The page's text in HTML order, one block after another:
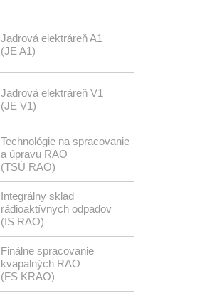
Jadrová elektráreň A1
(JE A1)
Jadrová elektráreň V1
(JE V1)
Technológie na spracovanie
a úpravu RAO
(TSÚ RAO)
Integrálny sklad
rádioaktívnych odpadov
(IS RAO)
Finálne spracovanie
kvapalných RAO
(FS KRAO)